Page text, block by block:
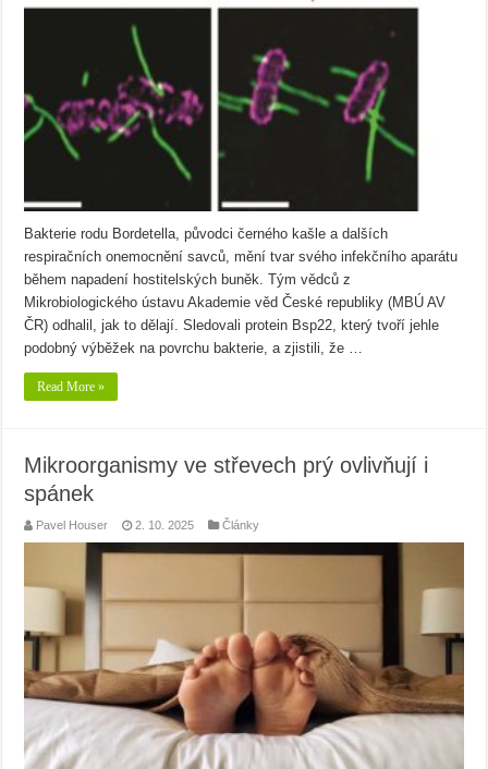
Bakterie rodu Bordetella, původci černého kašle a dalších
respiračních onemocnění savců, mění tvar svého infekčního aparátu
během napadení hostitelských buněk. Tým vědců z
Mikrobiologického ústavu Akademie věd České republiky (MBÚ AV
ČR) odhalil, jak to dělají. Sledovali protein Bsp22, který tvoří jehle
podobný výběžek na povrchu bakterie, a zjistili, že …
Read More »
Mikroorganismy ve střevech prý ovlivňují i
spánek
Pavel Houser 2. 10. 2025 Články